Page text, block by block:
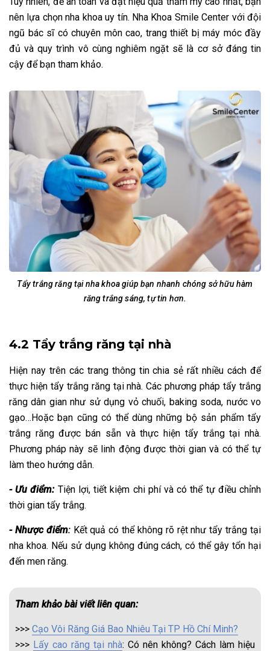
nên lựa chọn nha khoa uy tín. Nha Khoa Smile Center với đội
ngũ bác sĩ có chuyên môn cao, trang thiết bị máy móc đầy
đủ và quy trình vô cùng nghiêm ngặt sẽ là cơ sở đáng tin
cậy để bạn tham khảo.
Tẩy trắng răng tại nha khoa giúp bạn nhanh chóng sở hữu hàm
răng trắng sáng, tự tin hơn.
4.2 Tẩy trắng răng tại nhà
Hiện nay trên các trang thông tin chia sẻ rất nhiều cách để
thực hiện tẩy trắng răng tại nhà. Các phương pháp tẩy trắng
răng dân gian như sử dụng vỏ chuối, baking soda, nước vo
gạo…Hoặc bạn cũng có thể dùng những bộ sản phẩm tẩy
trắng răng được bán sẵn và thực hiện tẩy trắng tại nhà.
Phương pháp này sẽ linh động được thời gian và có thể tự
làm theo hướng dẫn.
- Ưu điểm:Tiện lợi, tiết kiệm chi phí và có thể tự điều chỉnh
thời gian tẩy trắng.
- Nhược điểm:Kết quả có thể không rõ rệt như tẩy trắng tại
nha khoa. Nếu sử dụng không đúng cách, có thể gây tổn hại
đến men răng.
Tham khảo bài viết liên quan:
>>> Cạo Vôi Răng Giá Bao Nhiêu Tại TP Hồ Chí Minh?
>>> Lấy cao răng tại nhà: Có nên không? Cách làm hiệu